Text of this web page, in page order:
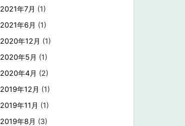
2021年7月 (1)
2021年6月 (1)
2020年12月 (1)
2020年5月 (1)
2020年4月 (2)
2019年12月 (1)
2019年11月 (1)
2019年8月 (3)